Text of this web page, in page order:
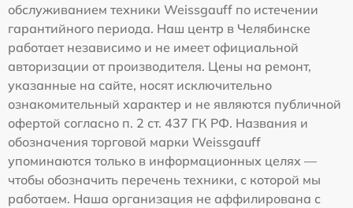
обслуживанием техники Weissgauff по истечении
гарантийного периода. Наш центр в Челябинске
работает независимо и не имеет официальной
авторизации от производителя. Цены на ремонт,
указанные на сайте, носят исключительно
ознакомительный характер и не являются публичной
офертой согласно п. 2 ст. 437 ГК РФ. Названия и
обозначения торговой марки Weissgauff
упоминаются только в информационных целях —
чтобы обозначить перечень техники, с которой мы
работаем. Наша организация не аффилирована с